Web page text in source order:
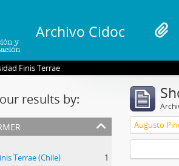
Archivo Cidoc
Finis Terrae
results by:
Terrae (Chile)
1
Augusto